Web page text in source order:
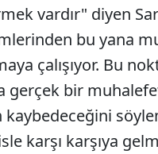
vardır" diyen
bu yana
çalışıyor. Bu
gerçek bir
kaybedeceğini
karşı karşıya